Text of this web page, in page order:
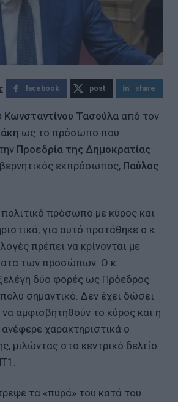
facebook post share
Κωνσταντίνου Τασούλα από τον
ως το πρόσωπο που
Προεδρία της Δημοκρατίας
εκπρόσωπος, Παύλος
πρόσωπο με κύρος και
για αυτό προτάθηκε ο κ.
πρέπει να κρίνονται με
των προσώπων. Ο κ.
δύο φορές ως Πρόεδρος
σημαντικό. Δεν έχει δώσει
αμφισβητηθούν το κύρος και η
ανέφερε χαρακτηριστικά ο
μιλώντας στο κεντρικό δελτίο
τα «πυρά» του κατά του